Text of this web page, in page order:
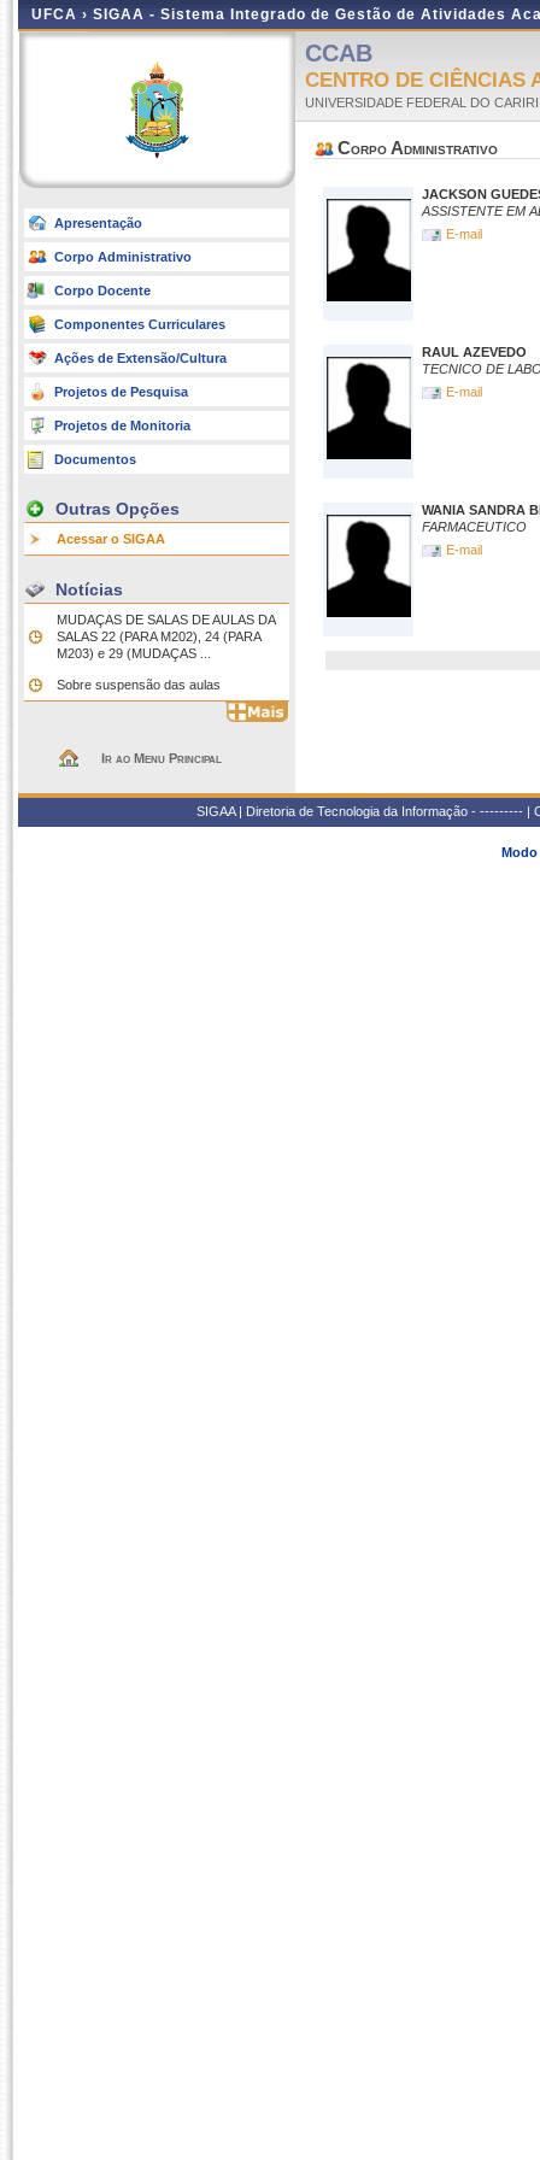
UFCA › SIGAA - Sistema Integrado de Gestão de Atividades
Apresentação
Corpo Administrativo
Corpo Docente
Componentes Curriculares
Ações de Extensão/Cultura
Projetos de Pesquisa
Projetos de Monitoria
Documentos
Outras Opções
Acessar o SIGAA
Notícias
MUDAÇAS DE SALAS DE AULAS DA
SALAS 22 (PARA M202), 24 (PARA
M203) e 29 (MUDAÇAS ...
Sobre suspensão das aulas
Ir ao Menu Principal
CCAB
CENTRO DE CIÊNCIAS
UNIVERSIDADE FEDERAL DO CARIRI
Corpo Administrativo
JACKSON
ASSISTENTE EM
E-mail
RAUL AZEVEDO
TECNICO DE
E-mail
WANIA SANDRA
FARMACEUTICO
E-mail
SIGAA | Diretoria de Tecnologia da Informação - ---------
Modo